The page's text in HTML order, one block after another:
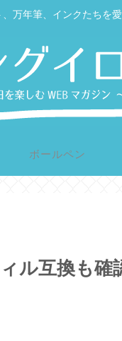
万年筆、インクたちを愛
ボールペン
ル互換も確